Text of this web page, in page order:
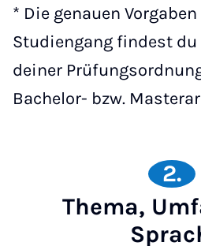
* Die genauen
Studiengang findest du
deiner
Bachelor- bzw.
2.
Thema,